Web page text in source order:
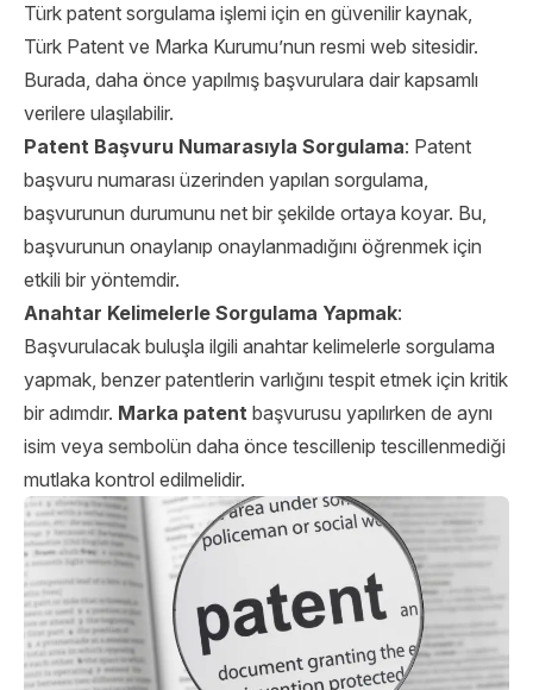
Türk patent sorgulama işlemi için en güvenilir kaynak,
Türk Patent ve Marka Kurumu’nun resmi web sitesidir.
Burada, daha önce yapılmış başvurulara dair kapsamlı
verilere ulaşılabilir.
Patent Başvuru Numarasıyla Sorgulama: Patent
başvuru numarası üzerinden yapılan sorgulama,
başvurunun durumunu net bir şekilde ortaya koyar. Bu,
başvurunun onaylanıp onaylanmadığını öğrenmek için
etkili bir yöntemdir.
Anahtar Kelimelerle Sorgulama Yapmak:
Başvurulacak buluşla ilgili anahtar kelimelerle sorgulama
yapmak, benzer patentlerin varlığını tespit etmek için kritik
bir adımdır. Marka patent başvurusu yapılırken de aynı
isim veya sembolün daha önce tescillenip tescillenmediği
mutlaka kontrol edilmelidir.